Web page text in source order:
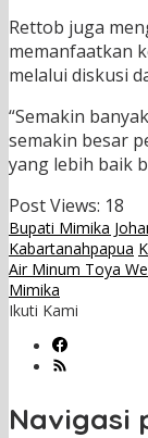
Rettob juga
memanfaatkan
melalui diskusi
“Semakin
semakin besar
yang lebih baik
Post Views: 18
Bupati Mimika
Kabartanahpapua
Air Minum Toya
Mimika
Ikuti Kami
Navigasi